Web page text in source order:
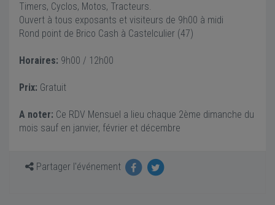
Timers, Cyclos, Motos, Tracteurs.
Ouvert à tous exposants et visiteurs de 9h00 à midi
Rond point de Brico Cash à Castelculier (47)
Horaires: 9h00 / 12h00
Prix: Gratuit
A noter: Ce RDV Mensuel a lieu chaque 2ème dimanche du
mois sauf en janvier, février et décembre
Partager l'événement